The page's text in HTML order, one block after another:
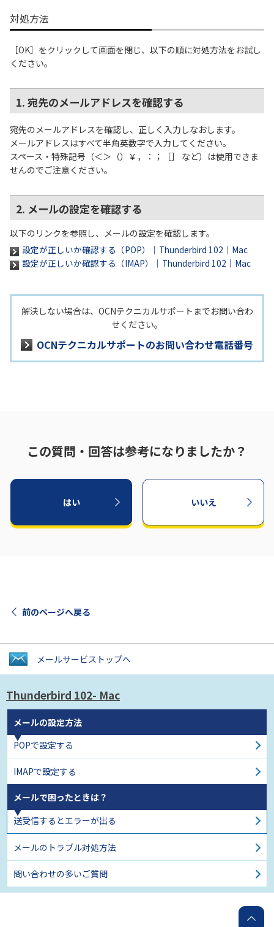
対処方法
［OK］をクリックして画面を閉じ、以下の順に対処方法をお試し
ください。
1. 宛先のメールアドレスを確認する
宛先のメールアドレスを確認し、正しく入力しなおします。
メールアドレスはすべて半角英数字で入力してください。
スペース・特殊記号（＜＞（）￥，：；［］ など）は使用できま
せんのでご注意ください。
2. メールの設定を確認する
以下のリンクを参照し、メールの設定を確認します。
設定が正しいか確認する（POP）｜Thunderbird 102｜Mac
設定が正しいか確認する（IMAP）｜Thunderbird 102｜Mac
解決しない場合は、OCNテクニカルサポートまでお問い合わ
せください。
OCNテクニカルサポートのお問い合わせ電話番号
この質問・回答は参考になりましたか？
はい いいえ
前のページへ戻る
メールサービス トップへ
Thunderbird 102- Mac
メールの設定方法
POPで設定する
IMAPで設定する
メールで困ったときは？
送受信するとエラーが出る
メールのトラブル対処方法
問い合わせの多いご質問